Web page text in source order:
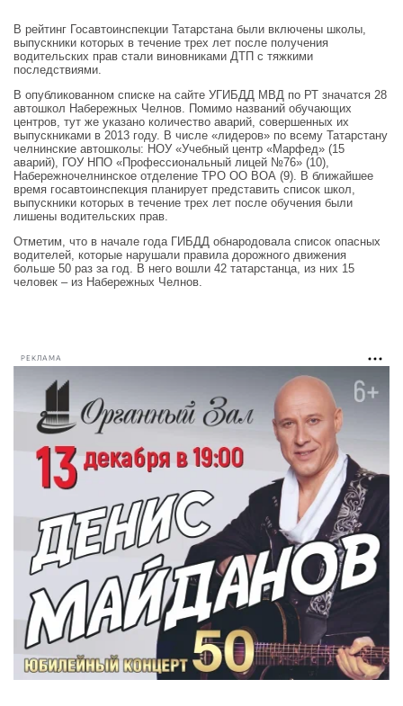
В рейтинг Госавтоинспекции Татарстана были включены школы,
выпускники которых в течение трех лет после получения
водительских прав стали виновниками ДТП с тяжкими
последствиями.
В опубликованном списке на сайте УГИБДД МВД по РТ значатся 28
автошкол Набережных Челнов. Помимо названий обучающих
центров, тут же указано количество аварий, совершенных их
выпускниками в 2013 году. В числе «лидеров» по всему Татарстану
челнинские автошколы: НОУ «Учебный центр «Марфед» (15
аварий), ГОУ НПО «Профессиональный лицей №76» (10),
Набережночелнинское отделение ТРО ОО ВОА (9). В ближайшее
время госавтоинспекция планирует представить список школ,
выпускники которых в течение трех лет после обучения были
лишены водительских прав.
Отметим, что в начале года ГИБДД обнародовала список опасных
водителей, которые нарушали правила дорожного движения
больше 50 раз за год. В него вошли 42 татарстанца, из них 15
человек – из Набережных Челнов.
РЕКЛАМА